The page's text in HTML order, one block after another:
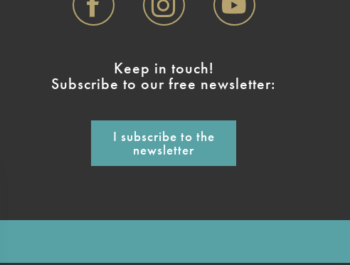
Keep in touch!
Subscribe to our free newsletter:
I subscribe to the
newsletter